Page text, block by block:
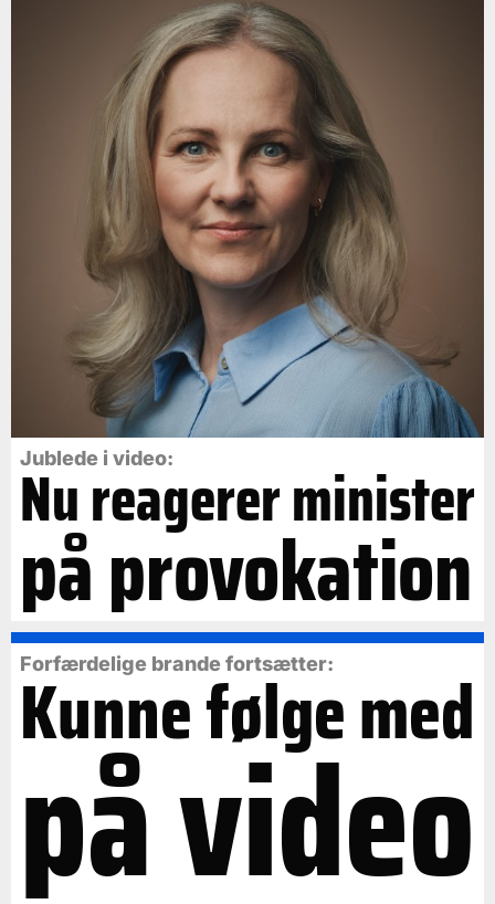
Jublede i video:
Nu reagerer minister
på provokation
Forfærdelige brande fortsætter:
Kunne følge med
på video